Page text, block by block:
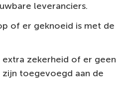
leveranciers.
of er geknoeid is met de
zekerheid of er geen
toegevoegd aan de